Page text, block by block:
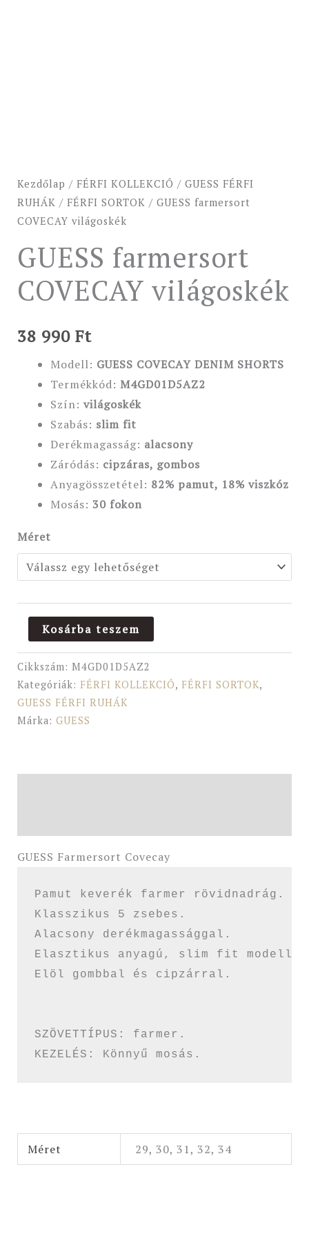
Kezdőlap / FÉRFI KOLLEKCIÓ / GUESS FÉRFI
RUHÁK / FÉRFI SORTOK / GUESS farmersort
COVECAY világoskék
GUESS farmersort
COVECAY világoskék
38 990 Ft
Modell: GUESS COVECAY DENIM SHORTS
Termékkód: M4GD01D5AZ2
Szín: világoskék
Szabás: slim fit
Derékmagasság: alacsony
Záródás: cipzáras, gombos
Anyagösszetétel: 82% pamut, 18% viszkóz
Mosás: 30 fokon
Méret
Kosárba teszem
Cikkszám: M4GD01D5AZ2
Kategóriák: FÉRFI KOLLEKCIÓ, FÉRFI SORTOK,
GUESS FÉRFI RUHÁK
Márka: GUESS
GUESS Farmersort Covecay
Pamut keverék farmer rövidnadrág.
Klasszikus 5 zsebes.
Alacsony derékmagassággal.
Elasztikus anyagú, slim fit modell..
Elöl gombbal és cipzárral.
SZÖVETTÍPUS: farmer.
KEZELÉS: Könnyű mosás.
Méret 29, 30, 31, 32, 34